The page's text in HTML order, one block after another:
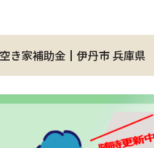
き家補助金┃伊丹市 兵庫県